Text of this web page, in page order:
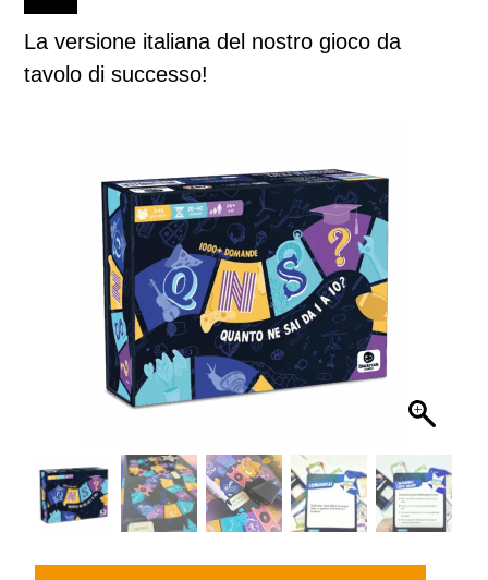
La versione italiana del nostro gioco da
tavolo di successo!